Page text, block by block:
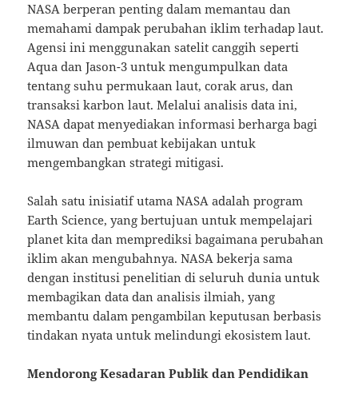
NASA berperan penting dalam memantau dan
memahami dampak perubahan iklim terhadap laut.
Agensi ini menggunakan satelit canggih seperti
Aqua dan Jason-3 untuk mengumpulkan data
tentang suhu permukaan laut, corak arus, dan
transaksi karbon laut. Melalui analisis data ini,
NASA dapat menyediakan informasi berharga bagi
ilmuwan dan pembuat kebijakan untuk
mengembangkan strategi mitigasi.
Salah satu inisiatif utama NASA adalah program
Earth Science, yang bertujuan untuk mempelajari
planet kita dan memprediksi bagaimana perubahan
iklim akan mengubahnya. NASA bekerja sama
dengan institusi penelitian di seluruh dunia untuk
membagikan data dan analisis ilmiah, yang
membantu dalam pengambilan keputusan berbasis
tindakan nyata untuk melindungi ekosistem laut.
Mendorong Kesadaran Publik dan Pendidikan